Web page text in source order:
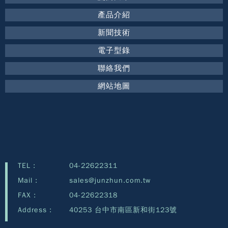
產品介紹
新聞技術
電子型錄
聯絡我們
網站地圖
TEL :
04-22622311
Mail :
sales@junzhun.com.tw
FAX :
04-22622318
Address :
40253 台中市南區新和街123號